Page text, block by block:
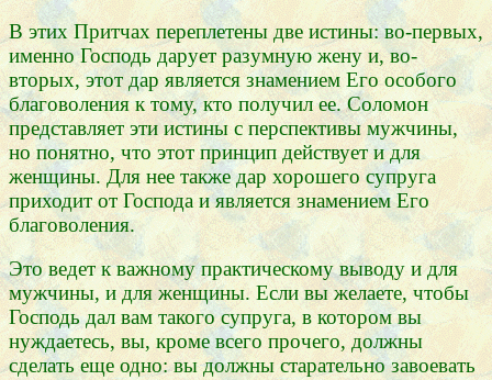
В этих Притчах переплетены две истины: во-первых,
именно Господь дарует разумную жену и, во-
вторых, этот дар является знамением Его особого
благоволения к тому, кто получил ее. Соломон
представляет эти истины с перспективы мужчины,
но понятно, что этот принцип действует и для
женщины. Для нее также дар хорошего супруга
приходит от Господа и является знамением Его
благоволения.
Это ведет к важному практическому выводу и для
мужчины, и для женщины. Если вы желаете, чтобы
Господь дал вам такого супруга, в котором вы
нуждаетесь, вы, кроме всего прочего, должны
сделать еще одно: вы должны старательно завоевать